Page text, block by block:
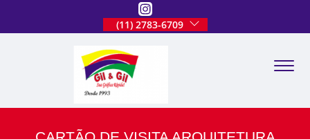
(11) 2783-6709